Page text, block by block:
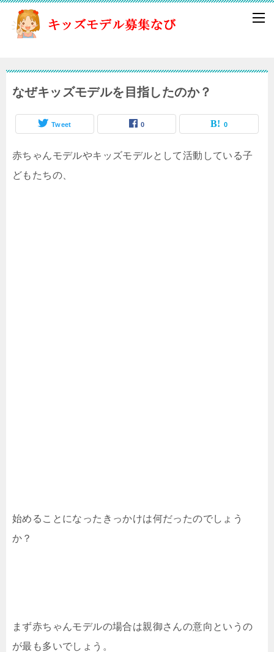
なぜキッズモデルを目指したのか？
Tweet 0 0
赤ちゃんモデルやキッズモデルとして活動している子
どもたちの、
始めることになったきっかけは何だったのでしょう
か？
まず赤ちゃんモデルの場合は親御さんの意向というの
が最も多いでしょう。